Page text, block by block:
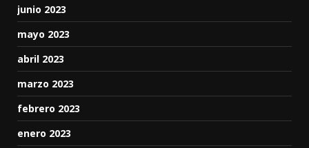
junio 2023
mayo 2023
abril 2023
marzo 2023
febrero 2023
enero 2023